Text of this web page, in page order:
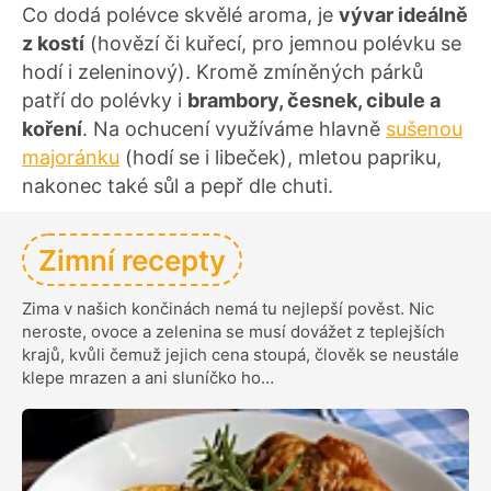
Co dodá polévce skvělé aroma, je vývar ideálně
z kostí (hovězí či kuřecí, pro jemnou polévku se
hodí i zeleninový). Kromě zmíněných párků
patří do polévky i brambory, česnek, cibule a
koření. Na ochucení využíváme hlavně sušenou
majoránku (hodí se i libeček), mletou papriku,
nakonec také sůl a pepř dle chuti.
Zimní recepty
Zima v našich končinách nemá tu nejlepší pověst. Nic
neroste, ovoce a zelenina se musí dovážet z teplejších
krajů, kvůli čemuž jejich cena stoupá, člověk se neustále
klepe mrazen a ani sluníčko ho…